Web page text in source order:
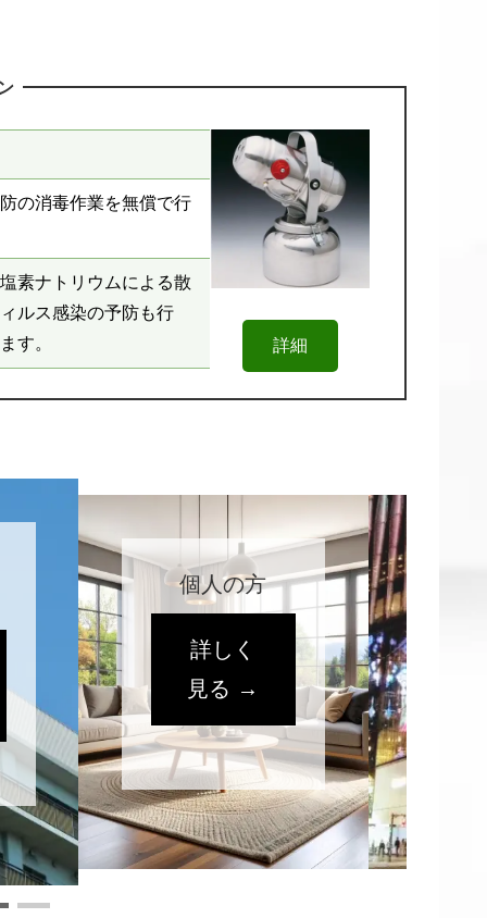
の消毒作業を無償で行
素ナトリウムによる散
ルス感染の予防も行
す。
詳細
飲食店
詳しく
見る →